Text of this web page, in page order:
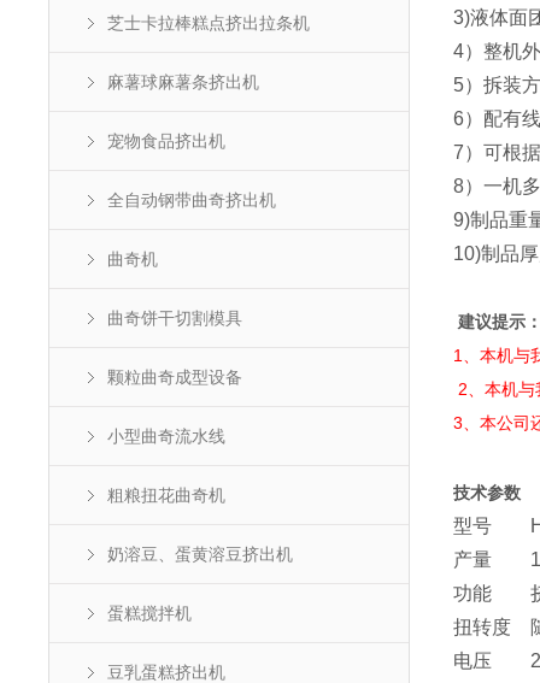
芝士卡拉棒糕点挤出拉条机
麻薯球麻薯条挤出机
宠物食品挤出机
全自动钢带曲奇挤出机
曲奇机
曲奇饼干切割模具
颗粒曲奇成型设备
小型曲奇流水线
粗粮扭花曲奇机
奶溶豆、蛋黄溶豆挤出机
蛋糕搅拌机
豆乳蛋糕挤出机
3)液体面
4）整机
5）拆装
6）配有
7）可根
8）一机
9)制品重
10)制品
建议提示
1、本机与
2、本机
3、本公司
技术参数
型号
产量
功能
扭转度
电压